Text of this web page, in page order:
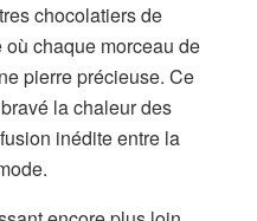
chocolatiers de
chaque morceau de
pierre précieuse. Ce
la chaleur des
inédite entre la